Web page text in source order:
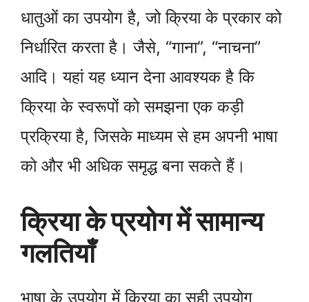
धातुओं का उपयोग है, जो क्रिया के प्रकार को
निर्धारित करता है। जैसे, “गाना”, “नाचना”
आदि। यहां यह ध्यान देना आवश्यक है कि
क्रिया के स्वरूपों को समझना एक कड़ी
प्रक्रिया है, जिसके माध्यम से हम अपनी भाषा
को और भी अधिक समृद्ध बना सकते हैं।
क्रिया के प्रयोग में सामान्य
गलतियाँ
भाषा के उपयोग में क्रिया का सही उपयोग